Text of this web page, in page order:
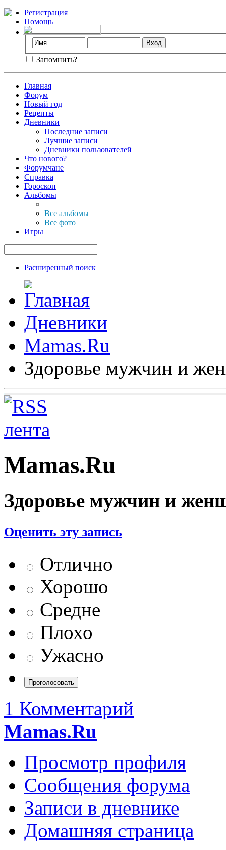
Регистрация
Помощь
Запомнить?
Главная
Форум
Новый год
Рецепты
Дневники
Последние записи
Лучшие записи
Дневники пользователей
Что нового?
Форумчане
Справка
Гороскоп
Альбомы
Все альбомы
Все фото
Игры
Расширенный поиск
Дневники
Mamas.Ru
Здоровье мужчин и
Mamas.Ru
Здоровье мужчин и
Оценить эту запись
Отлично
Хорошо
Средне
Плохо
Ужасно
1 Комментарий
Mamas.Ru
Просмотр профиля
Сообщения форума
Записи в дневнике
Домашняя страница